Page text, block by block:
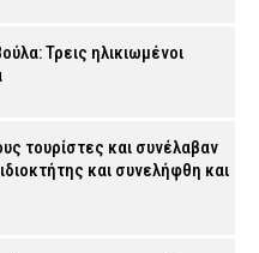
Τρεις ηλικιωμένοι
τουρίστες και συνέλαβαν
και συνελήφθη και